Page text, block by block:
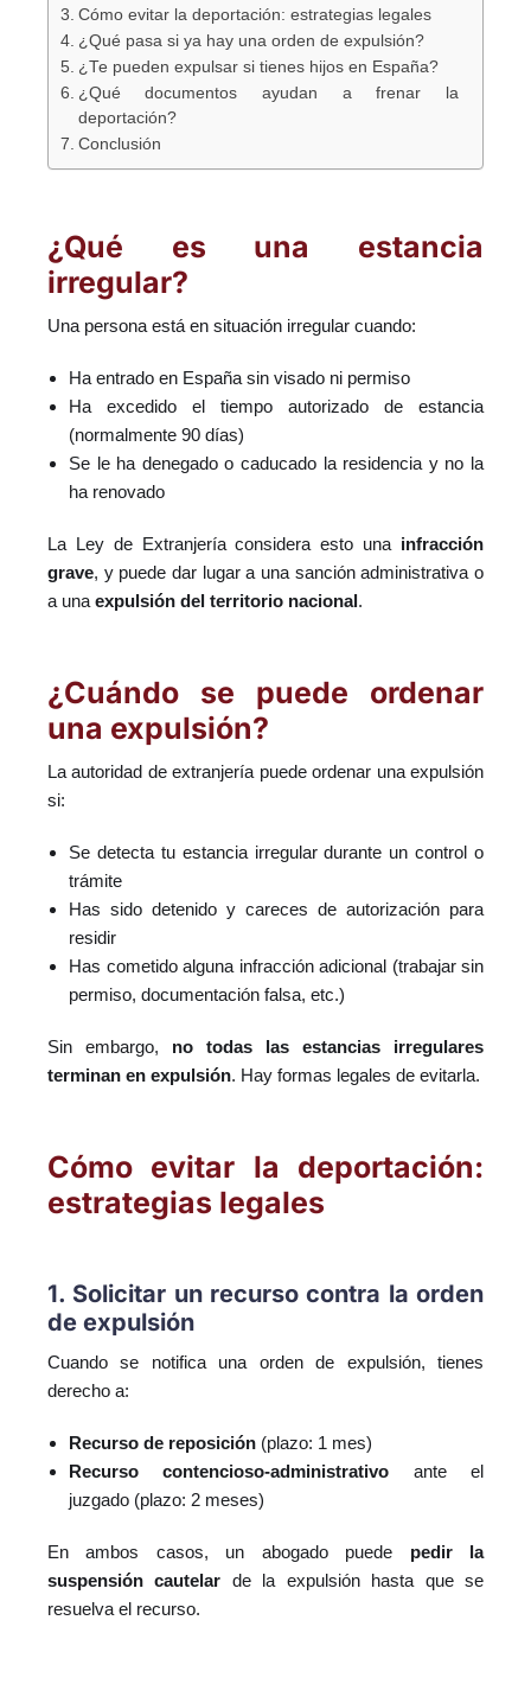
Cómo evitar la deportación: estrategias legales
¿Qué pasa si ya hay una orden de expulsión?
¿Te pueden expulsar si tienes hijos en España?
¿Qué documentos ayudan a frenar la
deportación?
Conclusión
¿Qué es una estancia
irregular?
Una persona está en situación irregular cuando:
Ha entrado en España sin visado ni permiso
Ha excedido el tiempo autorizado de estancia
(normalmente 90 días)
Se le ha denegado o caducado la residencia y no la
ha renovado
La Ley de Extranjería considera esto una infracción
grave, y puede dar lugar a una sanción administrativa o
a una expulsión del territorio nacional.
¿Cuándo se puede ordenar
una expulsión?
La autoridad de extranjería puede ordenar una expulsión
si:
Se detecta tu estancia irregular durante un control o
trámite
Has sido detenido y careces de autorización para
residir
Has cometido alguna infracción adicional (trabajar sin
permiso, documentación falsa, etc.)
Sin embargo, no todas las estancias irregulares
terminan en expulsión. Hay formas legales de evitarla.
Cómo evitar la deportación:
estrategias legales
1. Solicitar un recurso contra la orden
de expulsión
Cuando se notifica una orden de expulsión, tienes
derecho a:
Recurso de reposición (plazo: 1 mes)
Recurso contencioso-administrativo ante el
juzgado (plazo: 2 meses)
En ambos casos, un abogado puede pedir la
suspensión cautelar de la expulsión hasta que se
resuelva el recurso.